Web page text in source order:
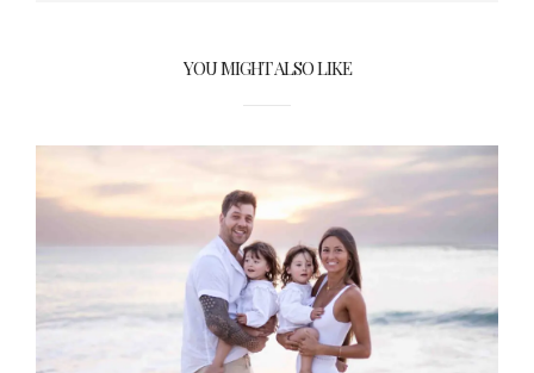
YOU MIGHT ALSO LIKE